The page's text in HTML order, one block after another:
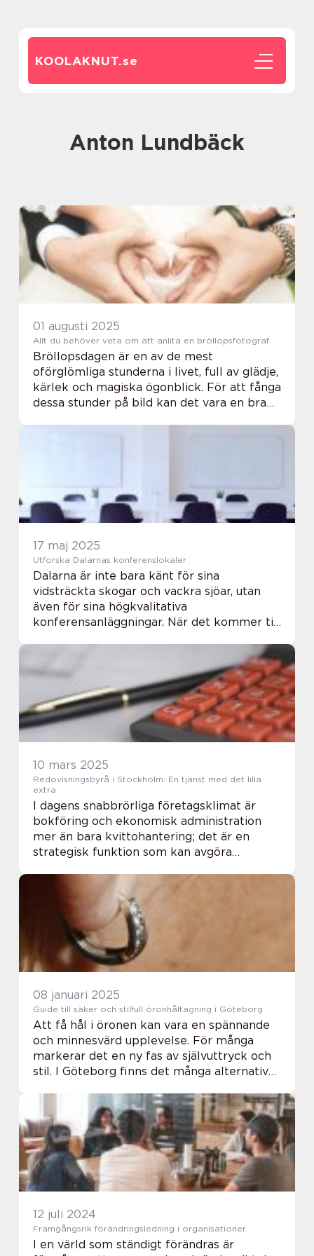
KOOLAKNUT.se
Anton Lundbäck
01 augusti 2025
Allt du behöver veta om att anlita en bröllopsfotograf
Bröllopsdagen är en av de mest
oförglömliga stunderna i livet, full av glädje,
kärlek och magiska ögonblick. För att fånga
dessa stunder på bild kan det vara en bra
17 maj 2025
Utforska Dalarnas konferenslokaler
Dalarna är inte bara känt för sina
vidsträckta skogar och vackra sjöar, utan
även för sina högkvalitativa
konferensanläggningar. När det kommer till
10 mars 2025
Redovisningsbyrå i Stockholm: En tjänst med det lilla
extra
I dagens snabbrörliga företagsklimat är
bokföring och ekonomisk administration
mer än bara kvittohantering; det är en
strategisk funktion som kan avgöra
08 januari 2025
Guide till säker och stilfull öronhåltagning i Göteborg
Att få hål i öronen kan vara en spännande
och minnesvärd upplevelse. För många
markerar det en ny fas av självuttryck och
stil. I Göteborg finns det många alternativ
12 juli 2024
Framgångsrik förändringsledning i organisationer
I en värld som ständigt förändras är